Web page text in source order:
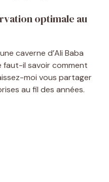
optimale au
caverne d’Ali Baba
faut-il savoir comment
moi vous partager
au fil des années.